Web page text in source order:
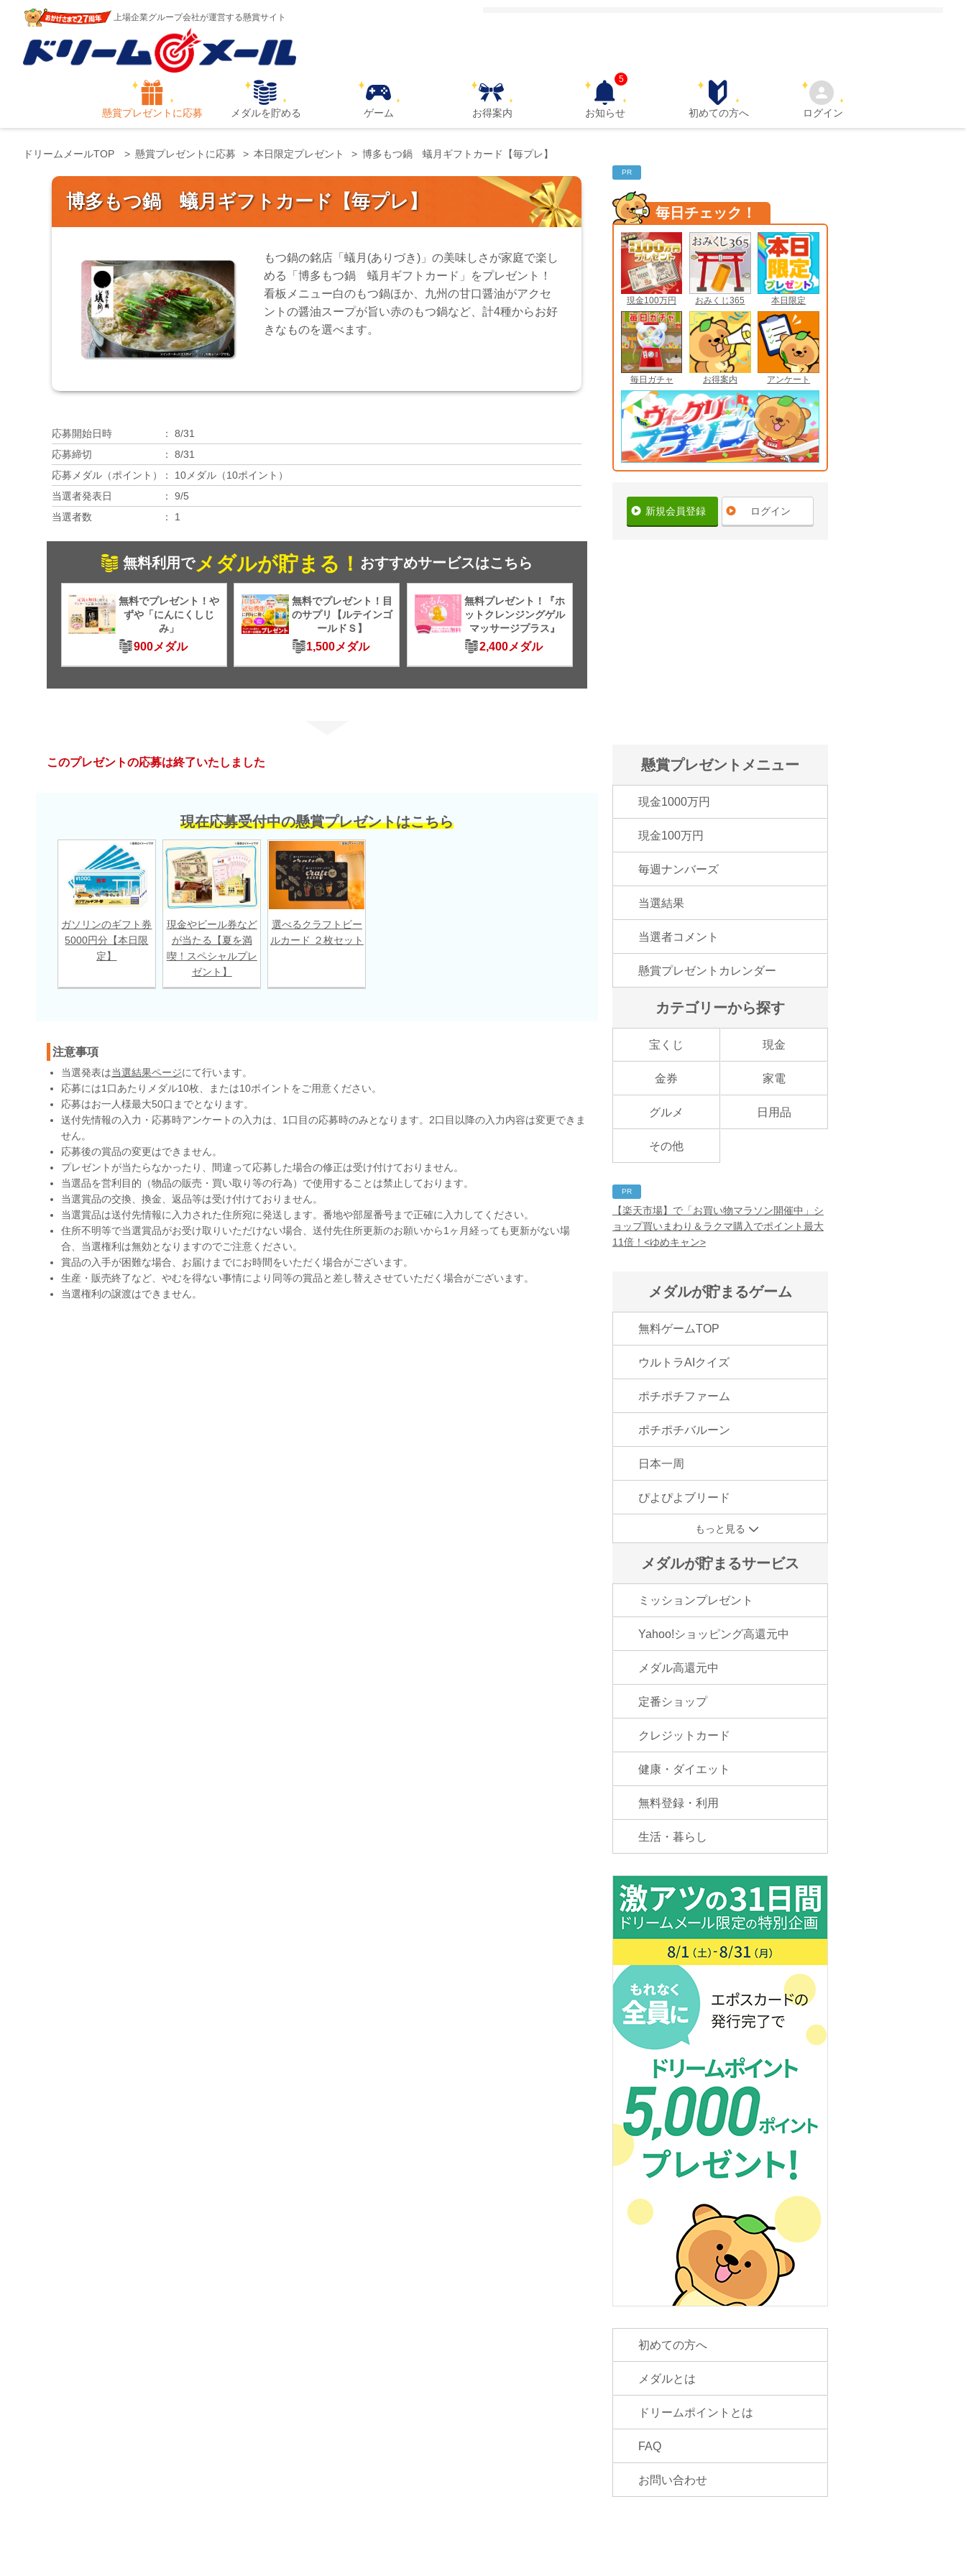
上場企業グループ会社が運営する懸賞サイト
懸賞プレゼントに応募 メダルを貯める ゲーム お得案内 お知らせ
5
初めての方へ ログイン
ドリームメールTOP 懸賞プレゼントに応募 本日限定プレゼント 博多もつ鍋 蟻月ギフトカード【毎プレ】
博多もつ鍋 蟻月ギフトカード【毎プレ】
もつ鍋の銘店「蟻月(ありづき)」の美味しさが家庭で楽し
める「博多もつ鍋 蟻月ギフトカード」をプレゼント！
看板メニュー白のもつ鍋ほか、九州の甘口醤油がアクセ
ントの醤油スープが旨い赤のもつ鍋など、計4種からお好
きなものを選べます。
応募開始日時
8/31
応募締切
8/31
応募メダル（ポイント）
10メダル（10ポイント）
当選者発表日
9/5
当選者数
1
無料利用でメダルが貯まる！ おすすめサービスはこちら
無料でプレゼント！や
ずや「にんにくしじ
み」
900メダル
無料でプレゼント！目
のサプリ【ルテインゴ
ールドＳ】
1,500メダル
無料プレゼント！『ホ
ットクレンジングゲル
マッサージプラス』
2,400メダル
このプレゼントの応募は終了いたしました
現在応募受付中の懸賞プレゼントはこちら
ガソリンのギフト券
5000円分【本日限
定】
現金やビール券など
が当たる【夏を満
喫！スペシャルプレ
ゼント】
選べるクラフトビー
ルカード ２枚セット
注意事項
当選発表は当選結果ページにて行います。
応募には1口あたりメダル10枚、または10ポイントをご用意ください。
応募はお一人様最大50口までとなります。
送付先情報の入力・応募時アンケートの入力は、1口目の応募時のみとなります。2口目以降の入力内容は変更できま
せん。
応募後の賞品の変更はできません。
プレゼントが当たらなかったり、間違って応募した場合の修正は受け付けておりません。
当選品を営利目的（物品の販売・買い取り等の行為）で使用することは禁止しております。
当選賞品の交換、換金、返品等は受け付けておりません。
当選賞品は送付先情報に入力された住所宛に発送します。番地や部屋番号まで正確に入力してください。
住所不明等で当選賞品がお受け取りいただけない場合、送付先住所更新のお願いから1ヶ月経っても更新がない場
合、当選権利は無効となりますのでご注意ください。
賞品の入手が困難な場合、お届けまでにお時間をいただく場合がございます。
生産・販売終了など、やむを得ない事情により同等の賞品と差し替えさせていただく場合がございます。
当選権利の譲渡はできません。
PR
毎日チェック！
現金100万円 おみくじ365 本日限定
毎日ガチャ お得案内 アンケート
新規会員登録 ログイン
懸賞プレゼントメニュー
現金1000万円
現金100万円
毎週ナンバーズ
当選結果
当選者コメント
懸賞プレゼントカレンダー
カテゴリーから探す
宝くじ 現金
金券 家電
グルメ 日用品
その他
PR
【楽天市場】で「お買い物マラソン開催中」シ
ョップ買いまわり＆ラクマ購入でポイント最大
11倍！<ゆめキャン>
メダルが貯まるゲーム
無料ゲームTOP
ウルトラAIクイズ
ポチポチファーム
ポチポチバルーン
日本一周
ぴよぴよブリード
もっと見る
メダルが貯まるサービス
ミッションプレゼント
Yahoo!ショッピング高還元中
メダル高還元中
定番ショップ
クレジットカード
健康・ダイエット
無料登録・利用
生活・暮らし
初めての方へ
メダルとは
ドリームポイントとは
FAQ
お問い合わせ